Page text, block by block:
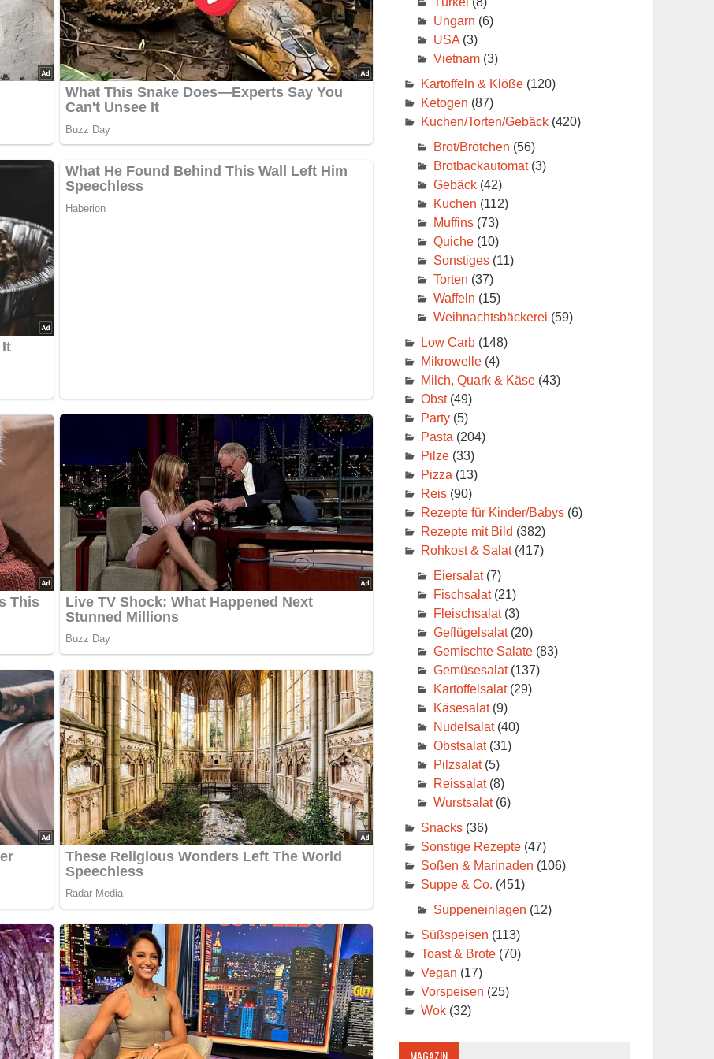
Ungarn (6)
USA(3)
Vietnam(3)
Kartoffeln & Klöße(120)
Ketogen (87)
Kuchen/Torten/Gebäck(420)
Brot/Brötchen (56)
Brotbackautomat(3)
Gebäck(42)
Kuchen (112)
Muffins(73)
Quiche(10)
Sonstiges(11)
Torten (37)
Waffeln (15)
Weihnachtsbäckerei (59)
Low Carb(148)
Mikrowelle(4)
Milch, Quark & Käse(43)
Obst(49)
Party(5)
Pasta (204)
Pilze(33)
Pizza (13)
Reis(90)
Rezepte für Kinder/Babys(6)
Rezepte mit Bild (382)
Rohkost & Salat(417)
Eiersalat(7)
Fischsalat(21)
Fleischsalat(3)
Geflügelsalat(20)
Gemischte Salate(83)
Gemüsesalat(137)
Kartoffelsalat(29)
Käsesalat(9)
Nudelsalat(40)
Obstsalat(31)
Pilzsalat(5)
Reissalat(8)
Wurstsalat(6)
Snacks(36)
Sonstige Rezepte(47)
Soßen & Marinaden (106)
Suppe & Co. (451)
Suppeneinlagen (12)
Süßspeisen (113)
Toast & Brote(70)
Vegan (17)
Vorspeisen (25)
Wok(32)